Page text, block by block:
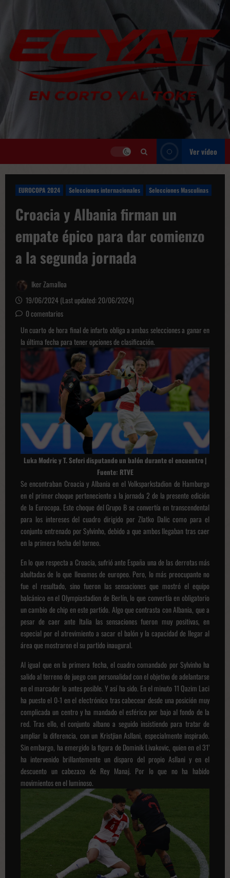
contenido
Ver vídeo
EUROCOPA 2024 Selecciones internacionales Selecciones Masculinas
Croacia y Albania firman un
empate épico para dar comienzo
a la segunda jornada
Iker Zamalloa
19/06/2024 (Last updated: 20/06/2024)
0 comentarios
Un cuarto de hora final de infarto obliga a ambas selecciones a ganar en
la última fecha para tener opciones de clasificación.
Luka Modric y T. Seferi disputando un balón durante el encuentro |
Fuente: RTVE
Se encontraban Croacia y Albania en el Volksparkstadion de Hamburgo
en el primer choque perteneciente a la jornada 2 de la presente edición
de la Eurocopa. Este choque del Grupo B se convertía en transcendental
para los intereses del cuadro dirigido por Zlatko Dalic como para el
conjunto entrenado por Sylvinho, debido a que ambos llegaban tras caer
en la primera fecha del torneo.
En lo que respecta a Croacia, sufrió ante España una de las derrotas más
abultadas de lo que llevamos de europeo. Pero, lo más preocupante no
fue el resultado, sino fueron las sensaciones que mostró el equipo
balcánico en el Olympiastadion de Berlín, lo que convertía en obligatorio
un cambio de chip en este partido. Algo que contrasta con Albania, que a
pesar de caer ante Italia las sensaciones fueron muy positivas, en
especial por el atrevimiento a sacar el balón y la capacidad de llegar al
área que mostraron el su partido inaugural.
Al igual que en la primera fecha, el cuadro comandado por Sylvinho ha
salido al terreno de juego con personalidad con el objetivo de adelantarse
en el marcador lo antes posible. Y así ha sido. En el minuto 11 Qazim Laci
ha puesto el 0-1 en el electrónico tras cabecear desde una posición muy
complicada un centro y ha mandado el esférico por bajo al fondo de la
red. Tras ello, el conjunto albano a seguido insistiendo para tratar de
ampliar la diferencia, con un Kristjian Asllani, especialmente inspirado.
Sin embargo, ha emergido la figura de Dominik Livakovic, quien en el 31’
ha intervenido brillantemente un disparo del propio Asllani y en el
descuento un cabezazo de Rey Manaj. Por lo que no ha habido
movimientos en el luminoso.